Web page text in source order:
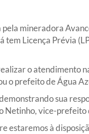
mineradora
Licença Prévia
o atendimento
o prefeito de Água
sua
Netinho, vice-prefeito
estaremos à